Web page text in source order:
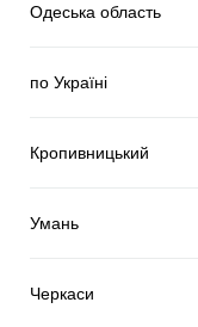
Одеська область
по Україні
Кропивницький
Умань
Черкаси